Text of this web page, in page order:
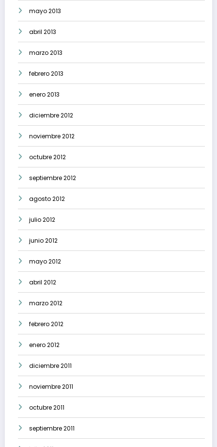
mayo 2013
abril 2013
marzo 2013
febrero 2013
enero 2013
diciembre 2012
noviembre 2012
octubre 2012
septiembre 2012
agosto 2012
julio 2012
junio 2012
mayo 2012
abril 2012
marzo 2012
febrero 2012
enero 2012
diciembre 2011
noviembre 2011
octubre 2011
septiembre 2011